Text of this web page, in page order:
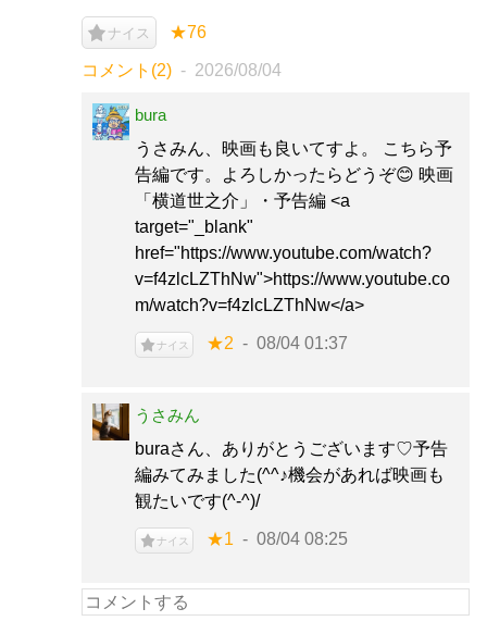
ナイス ★76
コメント(2) 2026/08/04
bura
うさみん、映画も良いてすよ。 こちら予
告編です。よろしかったらどうぞ😊 映画
「横道世之介」・予告編 <a
target="_blank"
href="https://www.youtube.com/watch?
v=f4zlcLZThNw">https://www.youtube.co
m/watch?v=f4zlcLZThNw</a>
ナイス ★2 08/04 01:37
うさみん
buraさん、ありがとうございます♡予告
編みてみました(^^♪機会があれば映画も
観たいです(^-^)/
ナイス ★1 08/04 08:25